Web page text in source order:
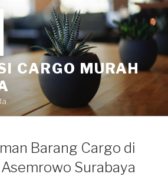
CARGO MURAH
Barang Cargo di
Surabaya